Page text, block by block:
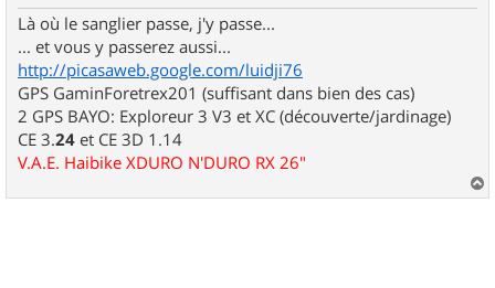
Là où le sanglier passe, j'y passe...
... et vous y passerez aussi...
http://picasaweb.google.com/luidji76
GPS GaminForetrex201 (suffisant dans bien des cas)
2 GPS BAYO: Exploreur 3 V3 et XC (découverte/jardinage)
CE 3.24 et CE 3D 1.14
V.A.E. Haibike XDURO N'DURO RX 26"
a